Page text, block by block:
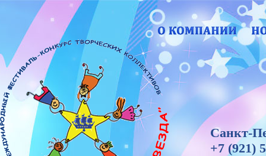
Санкт-
+7 (921)